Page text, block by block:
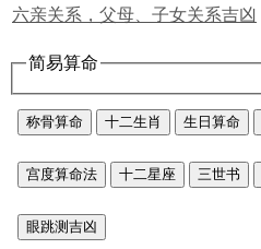
六亲关系，父母、子女关系吉凶
简易算命
称骨算命 十二生肖 生日算命
宫度算命法 十二星座 三世书
眼跳测吉凶